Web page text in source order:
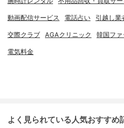
動画配信サービス 電話占い 引越し業
交際クラブ AGAクリニック 韓国ファ
電気料金
よく見られている人気おすすめ